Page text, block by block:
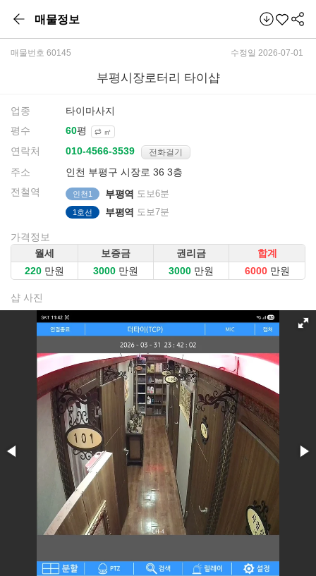
매물정보
매물번호 60145 수정일 2026-07-01
부평시장로터리 타이샵
업종
타이마사지
평수
평 ㎡
연락처 전화걸기
주소
인천 부평구 시장로 36 3층
전철역
인천1 부평역 도보6분
1호선 부평역 도보7분
가격정보
월세
보증금 권리금
합계
만원
만원 만원 만원
샵 사진